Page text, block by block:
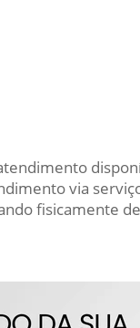
via
fisicamente